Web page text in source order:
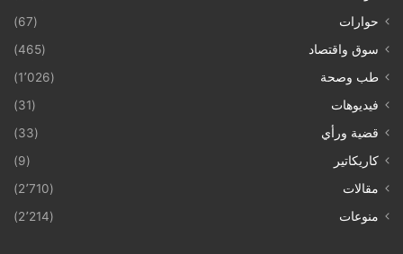
حوارات
(67)
سوق واقتصاد
(465)
طب وصحة
(1٬026)
فيديوهات
(31)
قضية ورأي
(33)
كاريكاتير
(9)
مقالات
(2٬710)
منوعات
(2٬214)